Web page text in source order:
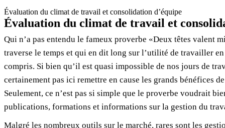
Évaluation du climat de travail et consolidation d’équipe
Évaluation du climat de travail et
Qui n’a pas entendu le fameux proverbe «Deux têtes valent
traverse le temps et qui en dit long sur l’utilité de travailler
compris. Si bien qu’il est quasi impossible de nos jours de
certainement pas ici remettre en cause les grands bénéfices
Seulement, ce n’est pas si simple que le proverbe voudrait
publications, formations et informations sur la gestion du
Malgré les nombreux outils sur le marché, rares sont les